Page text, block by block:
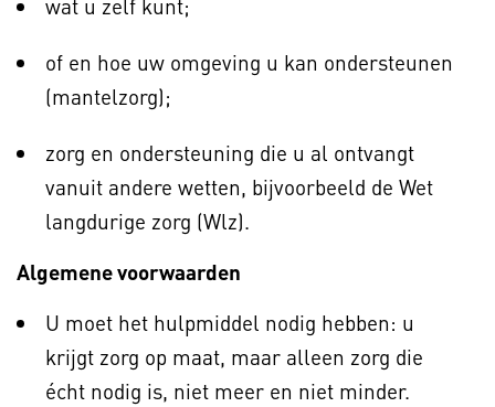
wat u zelf kunt;
of en hoe uw omgeving u kan ondersteunen
(mantelzorg);
zorg en ondersteuning die u al ontvangt
vanuit andere wetten, bijvoorbeeld de Wet
langdurige zorg (Wlz).
Algemene voorwaarden
U moet het hulpmiddel nodig hebben: u
krijgt zorg op maat, maar alleen zorg die
écht nodig is, niet meer en niet minder.